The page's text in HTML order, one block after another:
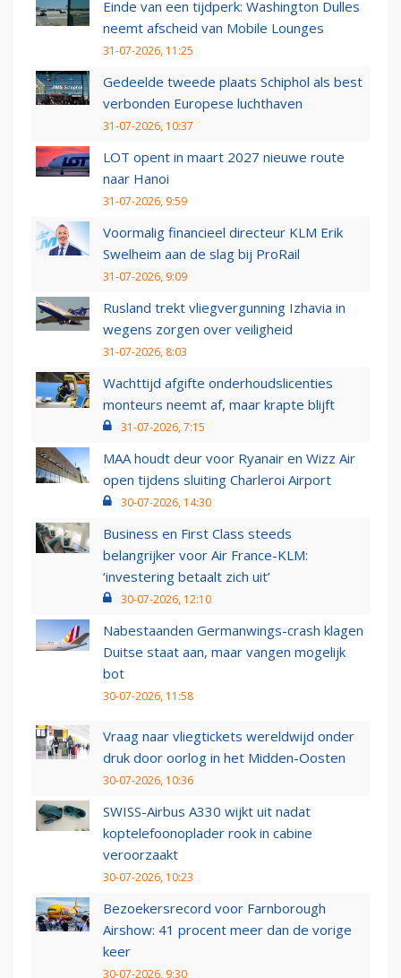
Einde van een tijdperk: Washington Dulles
neemt afscheid van Mobile Lounges
31-07-2026, 11:25
Gedeelde tweede plaats Schiphol als best
verbonden Europese luchthaven
31-07-2026, 10:37
LOT opent in maart 2027 nieuwe route
naar Hanoi
31-07-2026, 9:59
Voormalig financieel directeur KLM Erik
Swelheim aan de slag bij ProRail
31-07-2026, 9:09
Rusland trekt vliegvergunning Izhavia in
wegens zorgen over veiligheid
31-07-2026, 8:03
Wachttijd afgifte onderhoudslicenties
monteurs neemt af, maar krapte blijft
31-07-2026, 7:15
MAA houdt deur voor Ryanair en Wizz Air
open tijdens sluiting Charleroi Airport
30-07-2026, 14:30
Business en First Class steeds
belangrijker voor Air France-KLM:
‘investering betaalt zich uit’
30-07-2026, 12:10
Nabestaanden Germanwings-crash klagen
Duitse staat aan, maar vangen mogelijk
bot
30-07-2026, 11:58
Vraag naar vliegtickets wereldwijd onder
druk door oorlog in het Midden-Oosten
30-07-2026, 10:36
SWISS-Airbus A330 wijkt uit nadat
koptelefoonoplader rook in cabine
veroorzaakt
30-07-2026, 10:23
Bezoekersrecord voor Farnborough
Airshow: 41 procent meer dan de vorige
keer
30-07-2026, 9:30